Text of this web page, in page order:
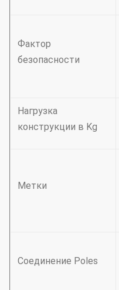
Фактор
безопасности
Нагрузка
конструкции в Kg
Метки
Соединение Poles